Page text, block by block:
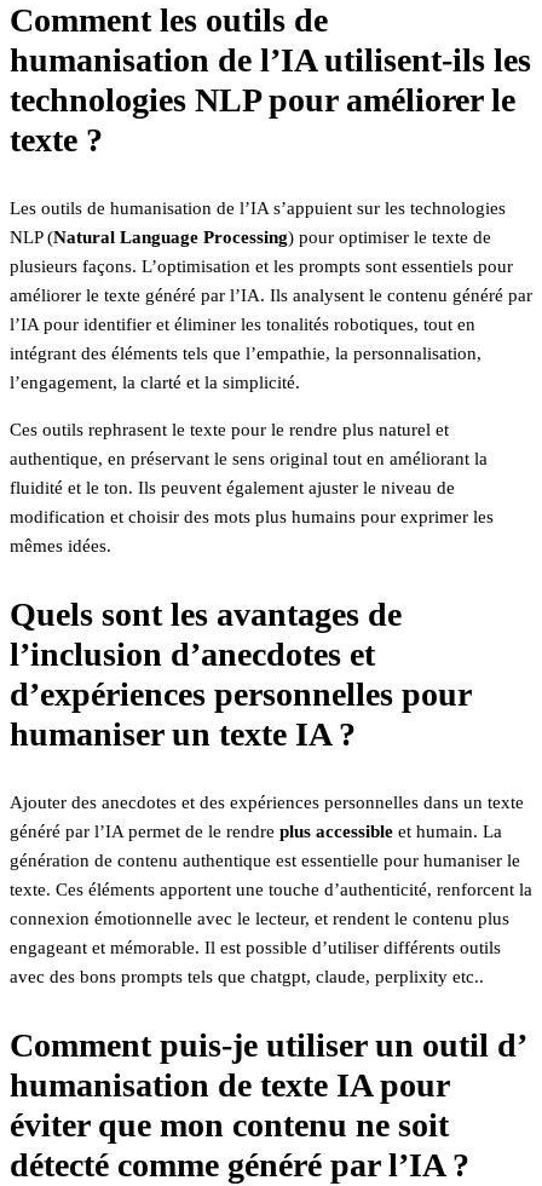
Comment les outils de
humanisation de l’IA utilisent-ils les
technologies NLP pour améliorer le
texte ?
Les outils de humanisation de l’IA s’appuient sur les technologies
NLP (Natural Language Processing) pour optimiser le texte de
plusieurs façons. L’optimisation et les prompts sont essentiels pour
améliorer le texte généré par l’IA. Ils analysent le contenu généré par
l’IA pour identifier et éliminer les tonalités robotiques, tout en
intégrant des éléments tels que l’empathie, la personnalisation,
l’engagement, la clarté et la simplicité.
Ces outils rephrasent le texte pour le rendre plus naturel et
authentique, en préservant le sens original tout en améliorant la
fluidité et le ton. Ils peuvent également ajuster le niveau de
modification et choisir des mots plus humains pour exprimer les
mêmes idées.
Quels sont les avantages de
l’inclusion d’anecdotes et
d’expériences personnelles pour
humaniser un texte IA ?
Ajouter des anecdotes et des expériences personnelles dans un texte
généré par l’IA permet de le rendre plus accessible et humain. La
génération de contenu authentique est essentielle pour humaniser le
texte. Ces éléments apportent une touche d’authenticité, renforcent la
connexion émotionnelle avec le lecteur, et rendent le contenu plus
engageant et mémorable. Il est possible d’utiliser différents outils
avec des bons prompts tels que chatgpt, claude, perplixity etc..
Comment puis-je utiliser un outil d’
humanisation de texte IA pour
éviter que mon contenu ne soit
détecté comme généré par l’IA ?